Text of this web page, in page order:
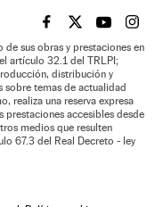
EL PAÍS BRASIL EN
EL PAÍSEL PAÍS
EL
de sus obras y prestaciones en
artículo 32.1 del TRLPI;
distribución y
temas de actualidad
realiza una reserva expresa
prestaciones accesibles desde
medios que resulten
67.3 del Real Decreto - ley